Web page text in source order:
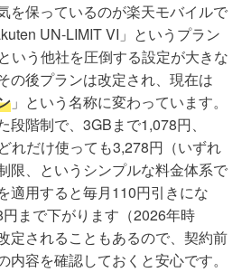
を保っているのが楽天モバイルで
UN-LIMIT VI」というプラン
いう他社を圧倒する設定が大きな
の後プランは改定され、現在は
」という名称に変わっています。
段階制で、3GBまで1,078円、
れだけ使っても3,278円（いずれ
限、というシンプルな料金体系で
適用すると毎月110円引きにな
まで下がります（2026年時
定されることもあるので、契約前
内容を確認しておくと安心です。